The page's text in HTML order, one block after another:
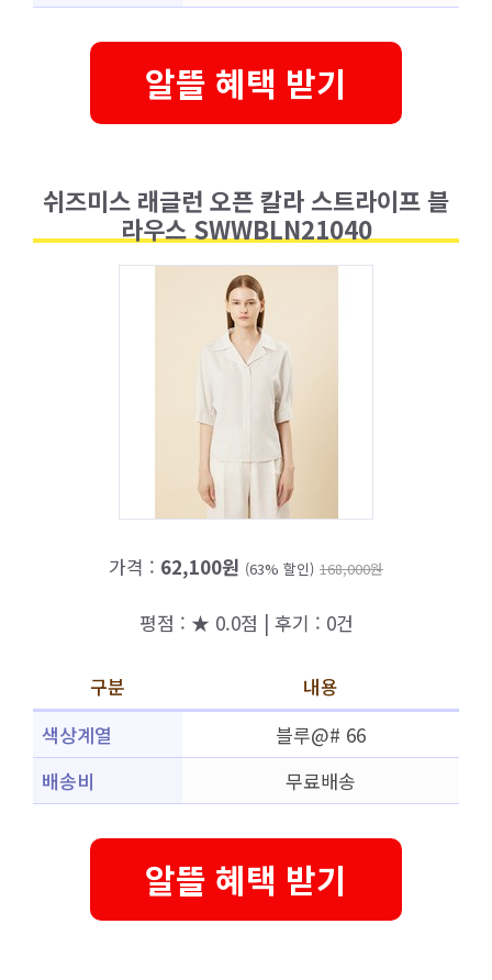
알뜰 혜택 받기
쉬즈미스 래글런 오픈 칼라 스트라이프 블
라우스 SWWBLN21040
가격 : 62,100원 (63% 할인) 168,000원
평점 : ★ 0.0점 | 후기 : 0건
구분
내용
색상계열
블루@# 66
배송비
무료배송
알뜰 혜택 받기